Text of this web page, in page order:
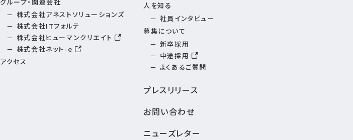
株式会社アネストソリューションズ
株式会社ITフォルテ
株式会社ヒューマンクリエイト
株式会社ネット-e
アクセス
人を知る
社員インタビュー
募集について
新卒採用
中途採用
よくあるご質問
プレスリリース
お問い合わせ
ニューズレター